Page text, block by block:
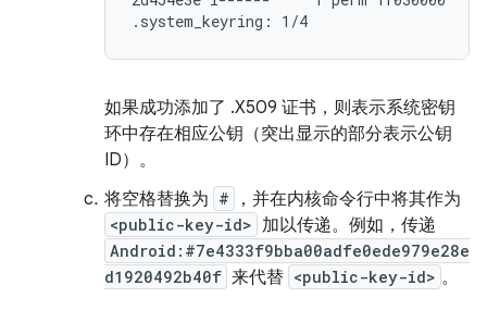
.system_keyring: 1/4
如果成功添加了 .X509 证书，则表示系统密钥
环中存在相应公钥（突出显示的部分表示公钥
ID）。
将空格替换为 # ，并在内核命令行中将其作为
<public-key-id> 加以传递。例如，传递
Android:#7e4333f9bba00adfe0ede979e28e
d1920492b40f 来代替 <public-key-id> 。